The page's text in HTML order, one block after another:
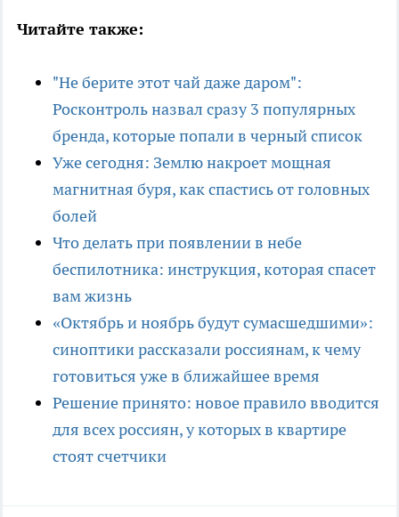
Читайте также:
"Не берите этот чай даже даром":
Росконтроль назвал сразу 3 популярных
бренда, которые попали в черный список
Уже сегодня: Землю накроет мощная
магнитная буря, как спастись от головных
болей
Что делать при появлении в небе
беспилотника: инструкция, которая спасет
вам жизнь
«Октябрь и ноябрь будут сумасшедшими»:
синоптики рассказали россиянам, к чему
готовиться уже в ближайшее время
Решение принято: новое правило вводится
для всех россиян, у которых в квартире
стоят счетчики